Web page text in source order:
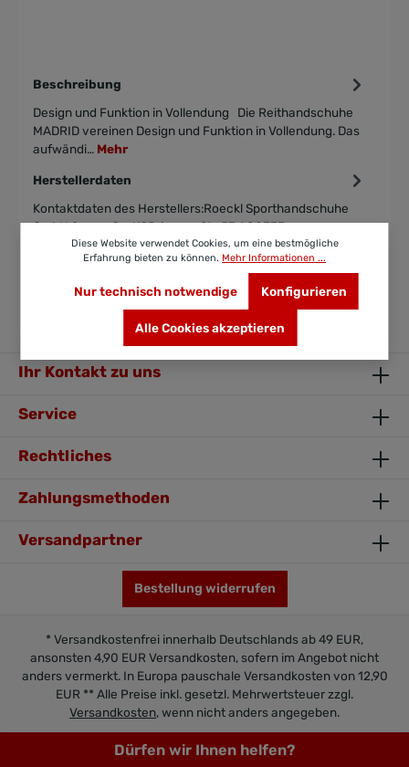
Beschreibung
Design und Funktion in Vollendung Die Reithandschuhe
MADRID vereinen Design und Funktion in Vollendung. Das
aufwändi… Mehr
Herstellerdaten
Kontaktdaten des Herstellers:Roeckl Sporthandschuhe
GmbH &amp; Co. KGBrienner Str. 53 A80333
MünchenDeutschlandTelefon: +49…Mehr
Ihr Kontakt zu uns
Service
Rechtliches
Zahlungsmethoden
Versandpartner
Bestellung widerrufen
* Versandkostenfrei innerhalb Deutschlands ab 49 EUR,
ansonsten 4,90 EUR Versandkosten, sofern im Angebot nicht
anders vermerkt. In Europa pauschale Versandkosten von 12,90
EUR ** Alle Preise inkl. gesetzl. Mehrwertsteuer zzgl.
Versandkosten, wenn nicht anders angegeben.
© 2018-2026 EquiAmor.de
Dürfen wir Ihnen helfen?
Diese Website verwendet Cookies, um eine bestmögliche
Erfahrung bieten zu können. Mehr Informationen ...
Nur technisch notwendige Konfigurieren
Alle Cookies akzeptieren